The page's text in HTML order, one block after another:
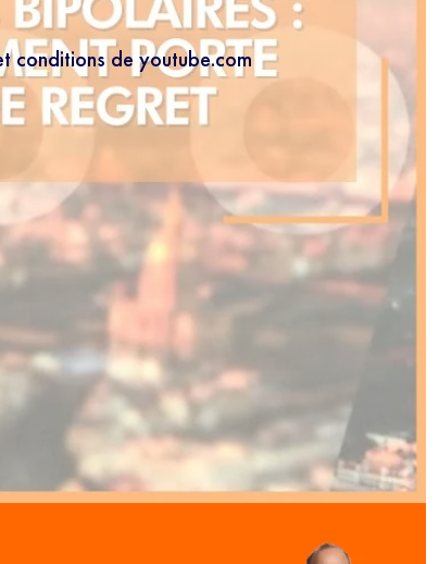
conditions de youtube.com